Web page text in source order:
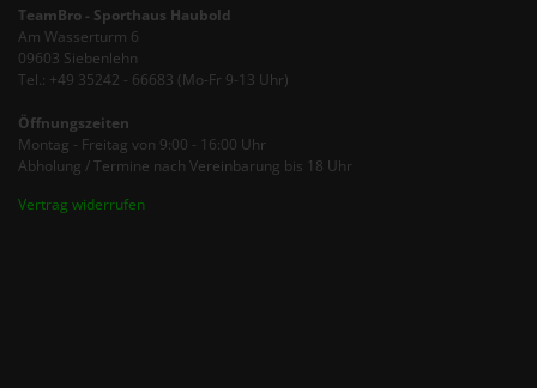
TeamBro - Sporthaus Haubold
Am Wasserturm 6
09603 Siebenlehn
Tel.: +49 35242 - 66683 (Mo-Fr 9-13 Uhr)
Öffnungszeiten
Montag - Freitag von 9:00 - 16:00 Uhr
Abholung / Termine nach Vereinbarung bis 18 Uhr
Vertrag widerrufen